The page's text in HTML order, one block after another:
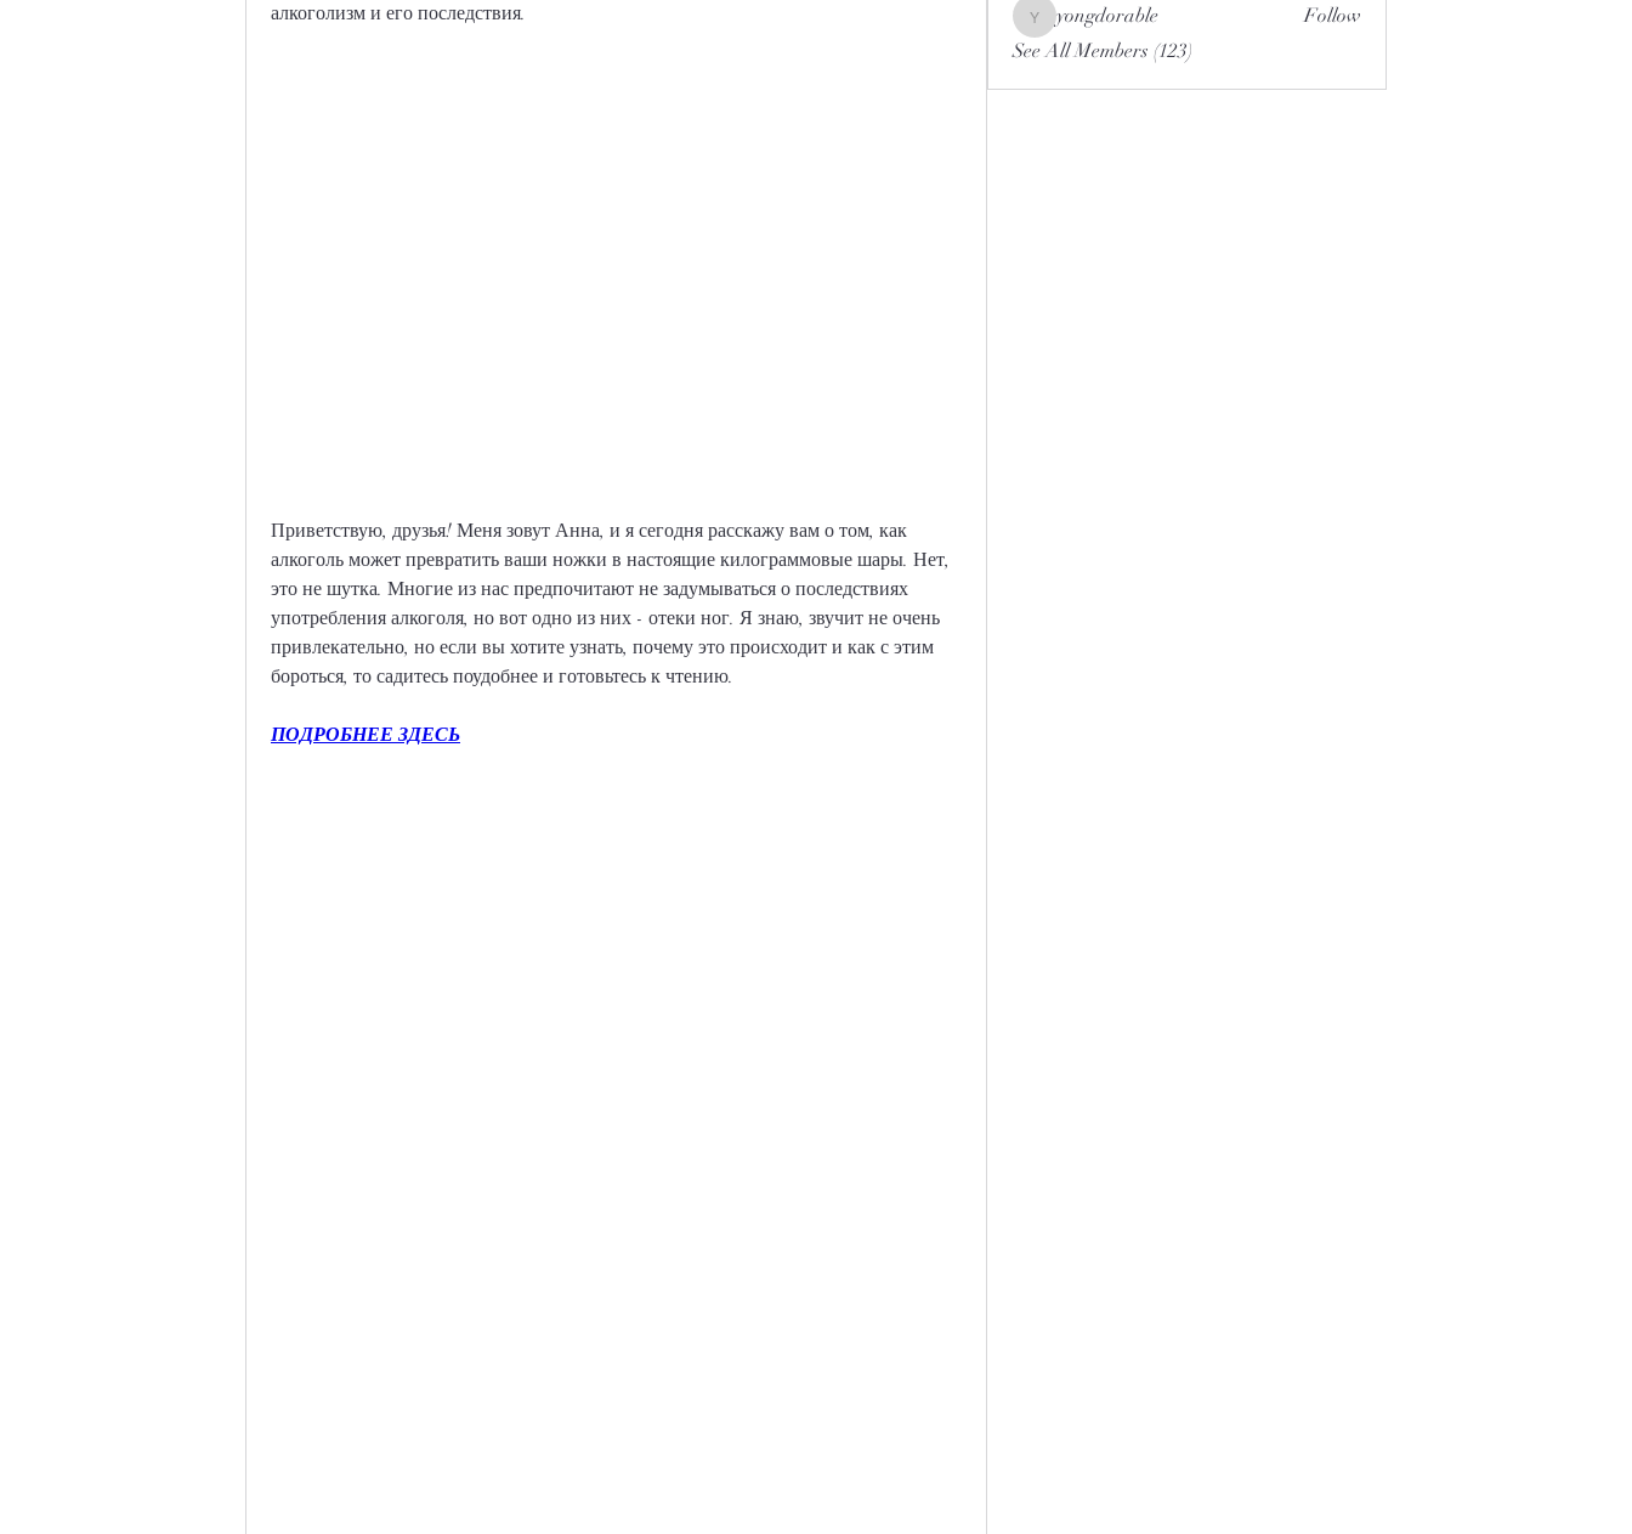
алкоголизм и его последствия.
Приветствую, друзья! Меня зовут Анна, и я сегодня расскажу вам о том, как
алкоголь может превратить ваши ножки в настоящие килограммовые шары. Нет,
это не шутка. Многие из нас предпочитают не задумываться о последствиях
употребления алкоголя, но вот одно из них - отеки ног. Я знаю, звучит не очень
привлекательно, но если вы хотите узнать, почему это происходит и как с этим
бороться, то садитесь поудобнее и готовьтесь к чтению.
ПОДРОБНЕЕ ЗДЕСЬ
yongdorable
yongdorable
Follow
See All Members (123)